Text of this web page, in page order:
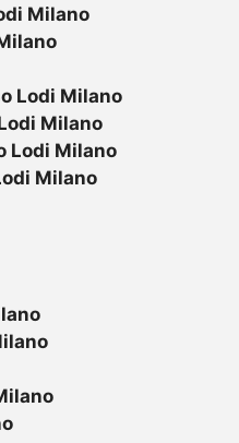
Milano
Lodi Milano
Milano
Lodi Milano
Milano